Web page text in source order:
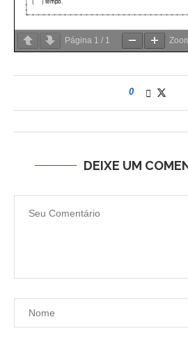
Página 1 / 1
0
DEIXE UM